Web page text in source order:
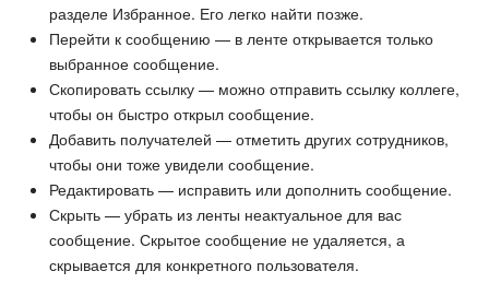
разделе Избранное. Его легко найти позже.
Перейти к сообщению — в ленте открывается только
выбранное сообщение.
Скопировать ссылку — можно отправить ссылку коллеге,
чтобы он быстро открыл сообщение.
Добавить получателей — отметить других сотрудников,
чтобы они тоже увидели сообщение.
Редактировать — исправить или дополнить сообщение.
Скрыть — убрать из ленты неактуальное для вас
сообщение. Скрытое сообщение не удаляется, а
скрывается для конкретного пользователя.